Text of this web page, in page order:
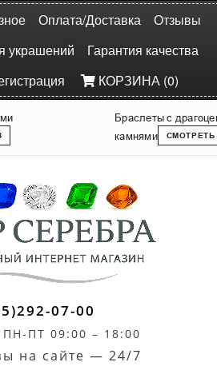
Оплата/Доставка
Отзывы
украшений
Гарантия качества
КОРЗИНА (0)
Браслеты с
камнями
СМОТРЕТЬ
07-00
ПТ 09:00 – 18:00
на сайте — 24/7